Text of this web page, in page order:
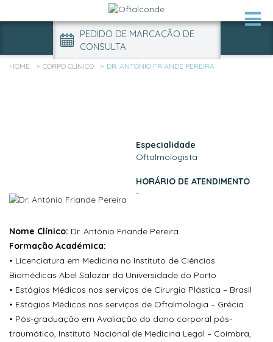
PEDIDO DE MARCAÇÃO DE
CONSULTA
HOME CORPO CLÍNICO DR. ANTÓNIO FRIANDE PEREIRA
Especialidade
Oftalmologista
HORÁRIO DE ATENDIMENTO
-
Nome Clínico: Dr. António Friande Pereira
Formação Académica:
• Licenciatura em Medicina no Instituto de Ciências
Biomédicas Abel Salazar da Universidade do Porto
• Estágios Médicos nos serviços de Cirurgia Plástica – Brasil
• Estágios Médicos nos serviços de Oftalmologia – Grécia
• Pós-graduação em Avaliação do dano corporal pós-
traumático, Instituto Nacional de Medicina Legal – Coimbra,